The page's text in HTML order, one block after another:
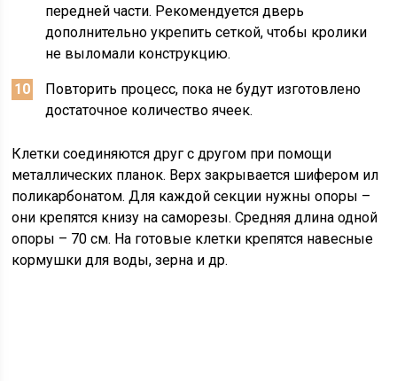
передней части. Рекомендуется дверь
дополнительно укрепить сеткой, чтобы кролики
не выломали конструкцию.
Повторить процесс, пока не будут изготовлено
достаточное количество ячеек.
Клетки соединяются друг с другом при помощи
металлических планок. Верх закрывается шифером ил
поликарбонатом. Для каждой секции нужны опоры –
они крепятся книзу на саморезы. Средняя длина одной
опоры – 70 см. На готовые клетки крепятся навесные
кормушки для воды, зерна и др.